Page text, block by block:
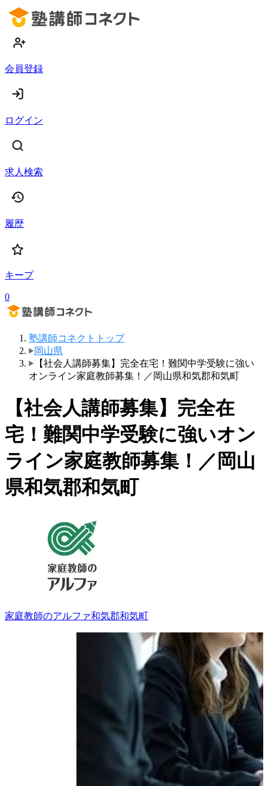
会員登録
ログイン
求人検索
履歴
キープ
0
塾講師コネクトトップ
岡山県
【社会人講師募集】完全在宅！難関中学受験に強い
オンライン家庭教師募集！／岡山県和気郡和気町
【社会人講師募集】完全在
宅！難関中学受験に強いオン
ライン家庭教師募集！／岡山
県和気郡和気町
家庭教師のアルファ和気郡和気町